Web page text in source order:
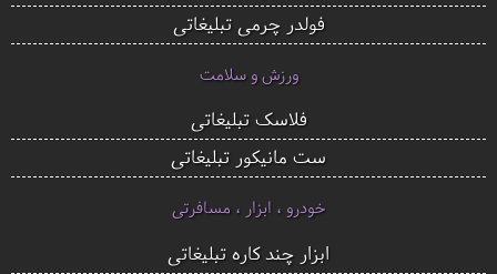
فولدر چرمی تبلیغاتی
ورزش و سلامت
فلاسک تبلیغاتی
ست مانیکور تبلیغاتی
خودرو ، ابزار ، مسافرتی
ابزار چند کاره تبلیغاتی